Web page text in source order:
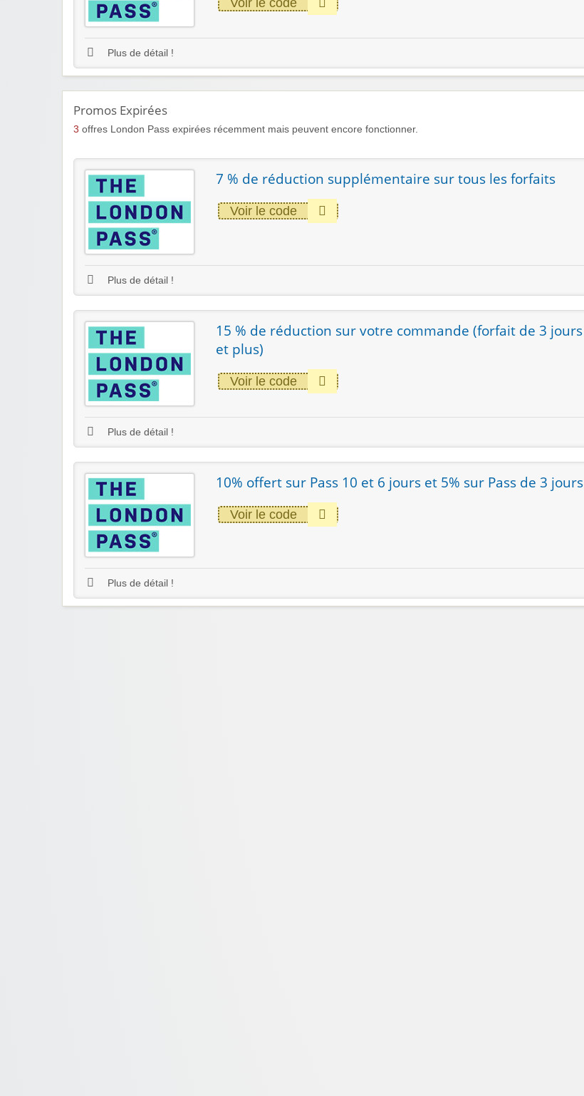
Plus de détail !
Promos Expirées
3 offres London Pass expirées récemment mais peuvent encore fonctionner.
7 % de réduction supplémentaire sur tous les forfaits
Voir le code
Plus de détail !
15 % de réduction sur votre commande (forfait de 3 jours
et plus)
Voir le code
Plus de détail !
10% offert sur Pass 10 et 6 jours et 5% sur Pass de 3 jours
Voir le code
Plus de détail !